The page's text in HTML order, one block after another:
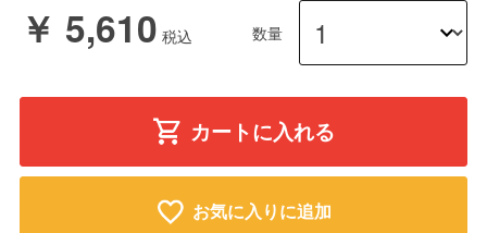
￥ 5,610 数量
カートに入れる
お気に入りに追加